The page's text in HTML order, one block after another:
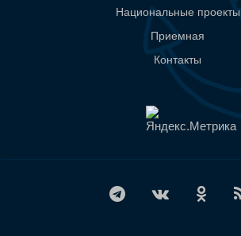
Национальные проекты
Приемная
Контакты